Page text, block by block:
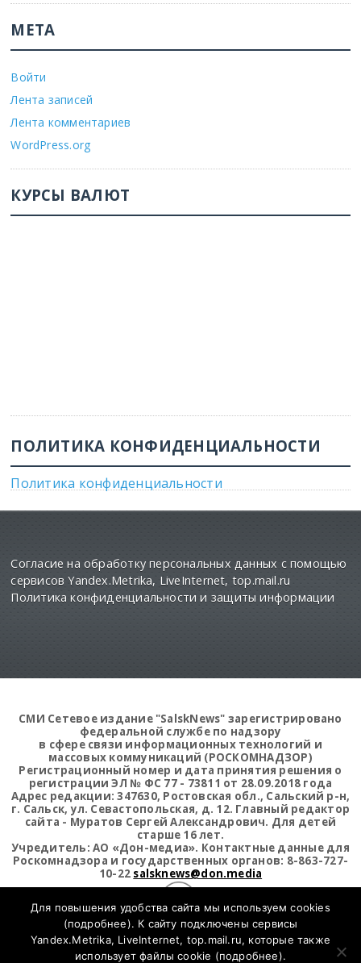
МЕТА
Войти
Лента записей
Лента комментариев
WordPress.org
КУРСЫ ВАЛЮТ
ПОЛИТИКА КОНФИДЕНЦИАЛЬНОСТИ
Политика конфиденциальности
Согласие на обработку персональных данных с помощью
сервисов Yandex.Metrika, LiveInternet, top.mail.ru
Политика конфиденциальности и защиты информации
СМИ Сетевое издание "SalskNews" зарегистрировано
федеральной службе по надзору
в сфере связи информационных технологий и
массовых коммуникаций (РОСКОМНАДЗОР)
Регистрационный номер и дата принятия решения о
регистрации ЭЛ № ФС 77 - 73811 от 28.09.2018 года
Адрес редакции: 347630, Ростовская обл., Сальский р-н,
г. Сальск, ул. Севастопольская, д. 12. Главный редактор
сайта - Муратов Сергей Александрович. Для детей
старше 16 лет.
Учредитель: АО «Дон-медиа». Контактные данные для
Роскомнадзора и государственных органов: 8-863-727-
10-22 salsknews@don.media
Открыть статистику сайта
Для повышения удобства сайта мы используем cookies
(подробнее). К сайту подключены сервисы
Yandex.Metrika, LiveInternet, top.mail.ru, которые также
использует файлы cookie (подробнее).